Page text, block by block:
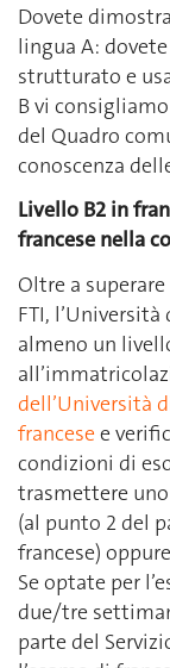
Dovete
lingua A:
strutturato e
B vi
del Quadro
conoscenza
Livello B2 in
francese nella
Oltre a
FTI,
almeno un
dell’Università
francesee
condizioni di
trasmettere
(al punto 2 del
francese)
Se optate per
due/tre
parte del